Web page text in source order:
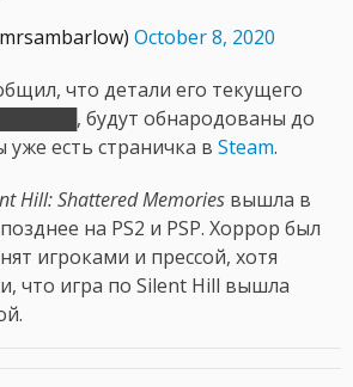
October 8, 2020
что детали его текущего
будут обнародованы до
уже есть страничка в Steam.
Hill: Shattered Memories вышла в
на PS2 и PSP. Хоррор был
игроками и прессой, хотя
что игра по Silent Hill вышла